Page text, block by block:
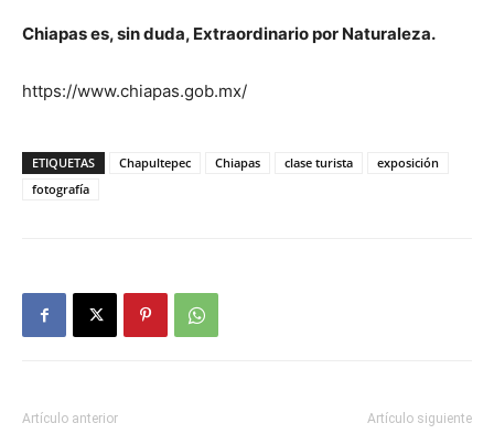
Chiapas es, sin duda, Extraordinario por Naturaleza.
https://www.chiapas.gob.mx/
ETIQUETAS Chapultepec Chiapas clase turista
exposición
fotografía
Artículo anterior Artículo siguiente